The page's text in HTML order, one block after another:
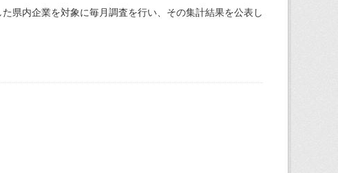
県内企業を対象に毎月調査を行い、その集計結果を公表し